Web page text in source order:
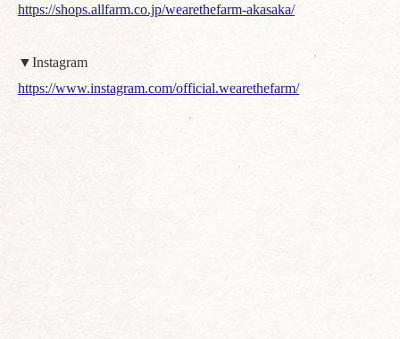
https://shops.allfarm.co.jp/wearethefarm-akasaka/
▼Instagram
https://www.instagram.com/official.wearethefarm/